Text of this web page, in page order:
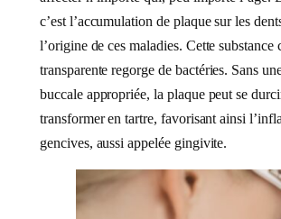
c’est l’accumulation de plaque sur les
l’origine de ces maladies. Cette substance
transparente regorge de bactéries. Sans
buccale appropriée, la plaque peut se
transformer en tartre, favorisant ainsi
gencives, aussi appelée gingivite.